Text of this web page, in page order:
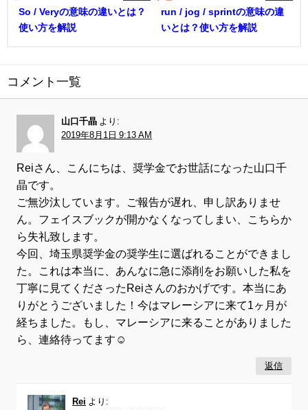
So / Veryの意味の違いとは？
使い方を解説
run / jog / sprintの意味の違
いとは？使い方を解説
コメント一覧
山口千晶 より:
2019年8月1日 9:13 AM
Reiさん、こんにちは、奨学金でお世話になった山口千
晶です。
ご無沙汰しています。ご報告が遅れ、申し訳ありませ
ん。フェイスブックが開かなくなってしまい、こちらか
ら失礼致します。
今回、埼玉県奨学金の奨学生に選ばれることができまし
た。これは本当に、あんなに急に添削をお願いした私を
丁寧に見てくださったReiさんのおかげです。本当にあ
りがとうございました！今はマレーシアに来て1ヶ月が
経ちました。もし、マレーシアに来ることがありました
ら、連絡待ってます☺️
返信
Rei より: